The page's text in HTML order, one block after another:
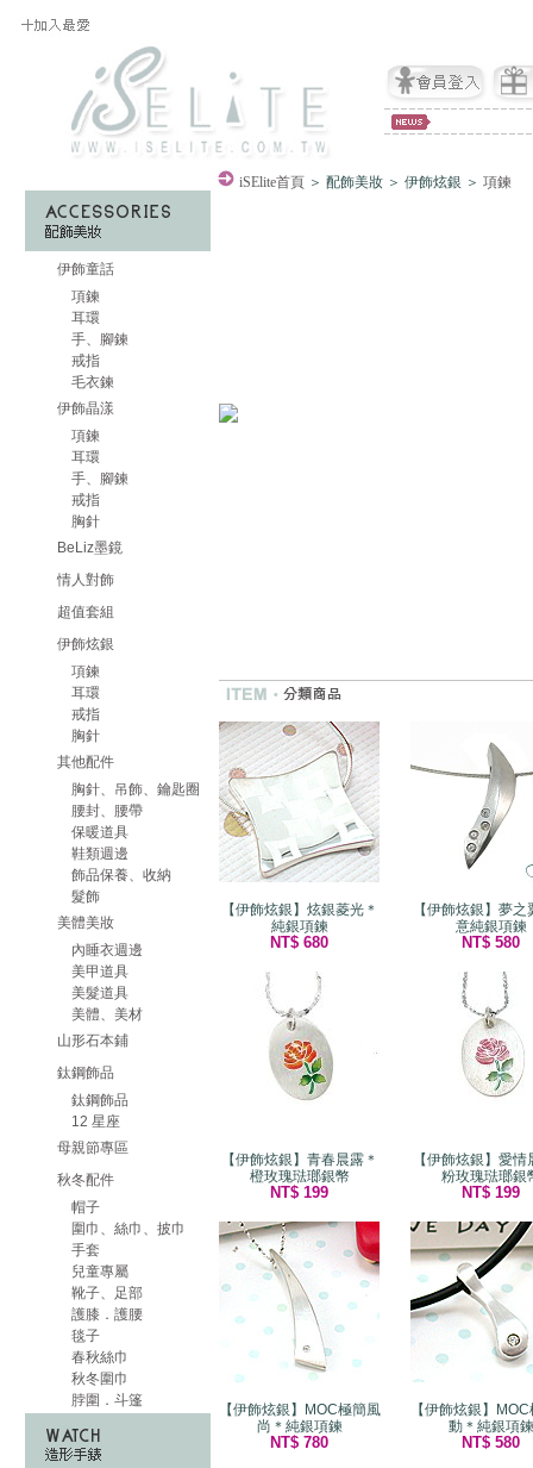
伊飾童話
項鍊
耳環
手、腳鍊
戒指
毛衣鍊
伊飾晶漾
項鍊
耳環
手、腳鍊
戒指
胸針
BeLiz墨鏡
情人對飾
超值套組
伊飾炫銀
項鍊
耳環
戒指
胸針
其他配件
胸針、吊飾、鑰匙圈
腰封、腰帶
保暖道具
鞋類週邊
飾品保養、收納
髮飾
美體美妝
內睡衣週邊
美甲道具
美髮道具
美體、美材
山形石本鋪
鈦鋼飾品
鈦鋼飾品
12 星座
母親節專區
秋冬配件
帽子
圍巾、絲巾、披巾
手套
兒童專屬
靴子、足部
護膝．護腰
毯子
春秋絲巾
秋冬圍巾
脖圍．斗篷
iSElite首頁 ＞ 配飾美妝 ＞ 伊飾炫銀 ＞ 項鍊
【伊飾炫銀】炫銀菱光＊
純銀項鍊
NT$ 680
【伊飾炫銀】夢之
意純銀項鍊
NT$ 580
【伊飾炫銀】青春晨露＊
橙玫瑰琺瑯銀幣
NT$ 199
【伊飾炫銀】愛情
粉玫瑰琺瑯銀
NT$ 199
【伊飾炫銀】MOC極簡風
尚＊純銀項鍊
NT$ 780
【伊飾炫銀】
動＊純銀項鍊
NT$ 580